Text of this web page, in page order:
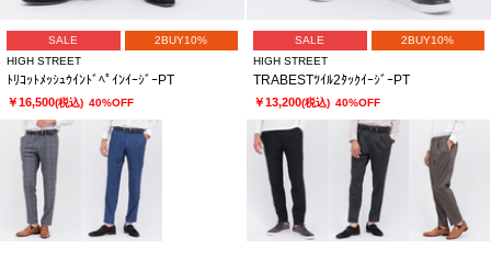
SALE
2BUY10%
HIGH STREET
ﾄﾘｺｯﾄﾒｯｼｭｳｲﾝﾄﾞﾍﾟｲﾝｲｰｼﾞｰPT
￥16,500(税込) 40%OFF
SALE
2BUY10%
HIGH STREET
TRABESTﾂｲﾙ2ﾀｯｸｲｰｼﾞｰPT
￥13,200(税込) 40%OFF